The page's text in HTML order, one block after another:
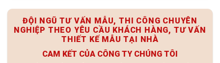
ĐỘI NGŨ TƯ VẤN MẪU, THI CÔNG CHUYÊN
NGHIỆP THEO YÊU CẦU KHÁCH HÀNG, TƯ VẤN
THIẾT KẾ MẪU TẠI NHÀ
CAM KẾT CỦA CÔNG TY CHÚNG TÔI